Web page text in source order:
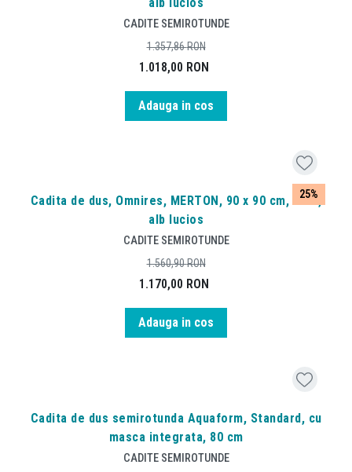
CADITE SEMIROTUNDE
1.018,00 RON
1.357,86RON
Adauga in cos
25%
Cadita de dus, Omnires, MERTON, 90 x 90 cm, acril,
alb lucios
CADITE SEMIROTUNDE
1.170,00 RON
1.560,90RON
Adauga in cos
Cadita de dus semirotunda Aquaform, Standard, cu
masca integrata, 80 cm
CADITE SEMIROTUNDE